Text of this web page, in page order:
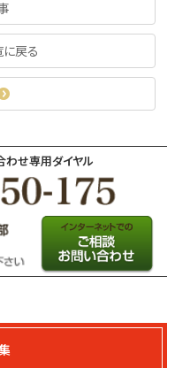
戻る
わせ専用ダイヤル